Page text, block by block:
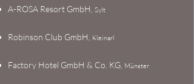
A-ROSA Resort GmbH, Sylt
Robinson Club GmbH, Kleinarl
Factory Hotel GmbH & Co. KG, Münster